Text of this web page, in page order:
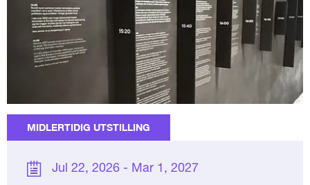
MIDLERTIDIG UTSTILLING
Jul 22, 2026 - Mar 1, 2027